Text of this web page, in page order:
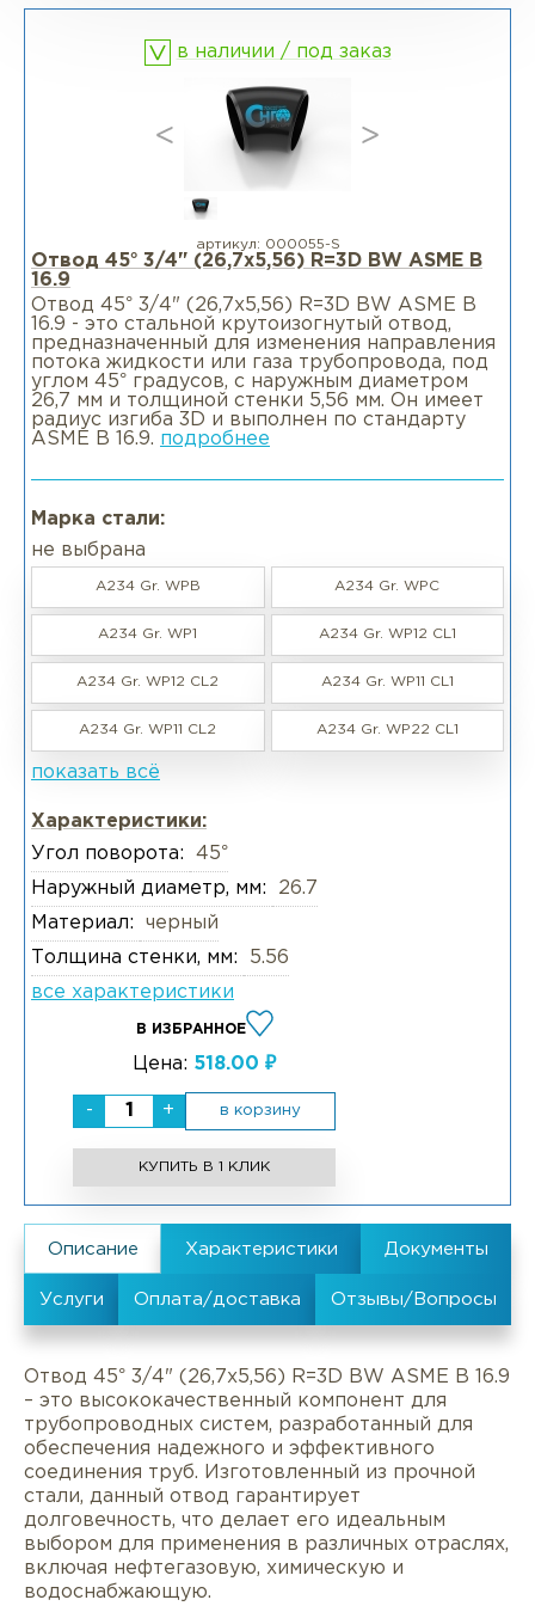
Фланцы раструбные SW
Фланцы свободные LJ
Фланцы воротниковые удлиненные
в наличии / под заказ
артикул: 000055-S
Отвод 45° 3/4" (26,7х5,56) R=3D BW ASME B
16.9
Отвод 45° 3/4" (26,7х5,56) R=3D BW ASME B
16.9 - это стальной крутоизогнутый отвод,
предназначенный для изменения направления
потока жидкости или газа трубопровода, под
углом 45° градусов, с наружным диаметром
26,7 мм и толщиной стенки 5,56 мм. Он имеет
радиус изгиба 3D и выполнен по стандарту
ASME B 16.9. подробнее
Марка стали:
не выбрана
A234 Gr. WPB A234 Gr. WPC
A234 Gr. WP1 A234 Gr. WP12 CL1
A234 Gr. WP12 CL2 A234 Gr. WP11 CL1
A234 Gr. WP11 CL2 A234 Gr. WP22 CL1
показать всё
Характеристики:
Угол поворота:
45°
Наружный диаметр, мм:
26.7
Материал:
черный
Толщина стенки, мм:
5.56
все характеристики
В ИЗБРАННОЕ
Цена: 518.00 ₽
- + в корзину
КУПИТЬ В 1 КЛИК
Отвод 45° 3/4" (26,7х5,56) R=3D BW ASME B 16.9
– это высококачественный компонент для
трубопроводных систем, разработанный для
обеспечения надежного и эффективного
соединения труб. Изготовленный из прочной
стали, данный отвод гарантирует
долговечность, что делает его идеальным
выбором для применения в различных отраслях,
включая нефтегазовую, химическую и
водоснабжающую.